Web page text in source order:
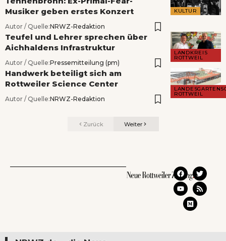
KULTUR
Musiker geben erstes Konzert
Autor / Quelle:NRWZ-Redaktion
LANDKREIS
ROTTWEIL
Teufel und Lehrer sprechen über
Aichhaldens Infrastruktur
Autor / Quelle:Pressemitteilung (pm)
ROTTWEIL
Handwerk beteiligt sich am
Rottweiler Science Center
Autor / Quelle:NRWZ-Redaktion
Zurück Weiter